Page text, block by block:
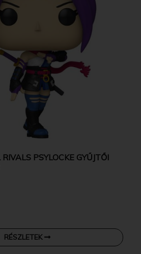
PSYLOCKE GYŰJTŐI
RÉSZLETEK